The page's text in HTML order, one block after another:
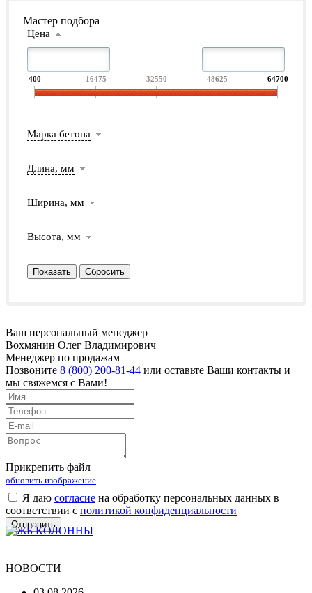
Мастер подбора
Цена
400 16475 32550 48625 64700
Марка бетона
Длина, мм
Ширина, мм
Высота, мм
Ваш персональный менеджер
Вохмянин Олег Владимирович
Менеджер по продажам
Позвоните 8 (800) 200-81-44 или оставьте Ваши контакты и
мы свяжемся с Вами!
Прикрепить файл
обновить изображение
Я даю согласие на обработку персональных данных в
соответствии с политикой конфиденциальности
НОВОСТИ